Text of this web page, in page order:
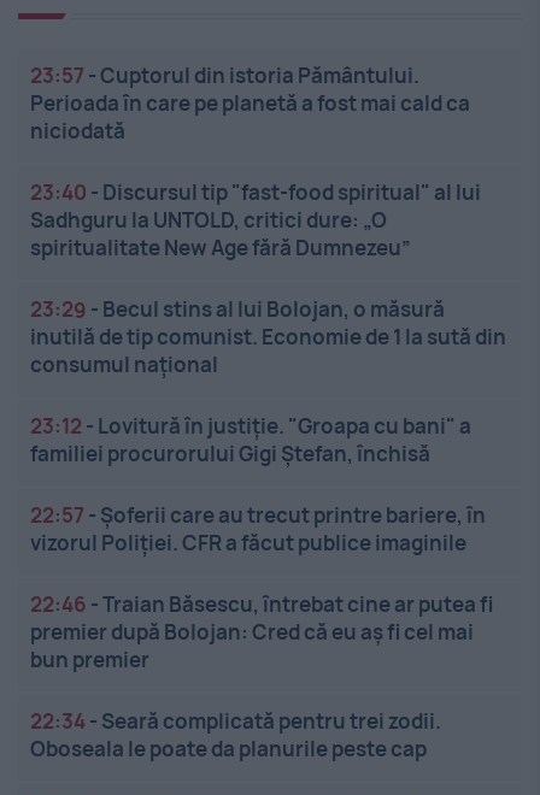
23:57 -Cuptorul din istoria Pământului.
Perioada în care pe planetă a fost mai cald ca
niciodată
23:40 - Discursul tip "fast-food spiritual" al lui
Sadhguru la UNTOLD, critici dure: „O
spiritualitate New Age fără Dumnezeu”
23:29 - Becul stins al lui Bolojan, o măsură
inutilă de tip comunist. Economie de 1 la sută din
consumul național
23:12 - Lovitură în justiție. "Groapa cu bani" a
familiei procurorului Gigi Ștefan, închisă
22:57 - Șoferii care au trecut printre bariere, în
vizorul Poliției. CFR a făcut publice imaginile
22:46 -Traian Băsescu, întrebat cine ar putea fi
premier după Bolojan: Cred că eu aș fi cel mai
bun premier
22:34- Seară complicată pentru trei zodii.
Oboseala le poate da planurile peste cap